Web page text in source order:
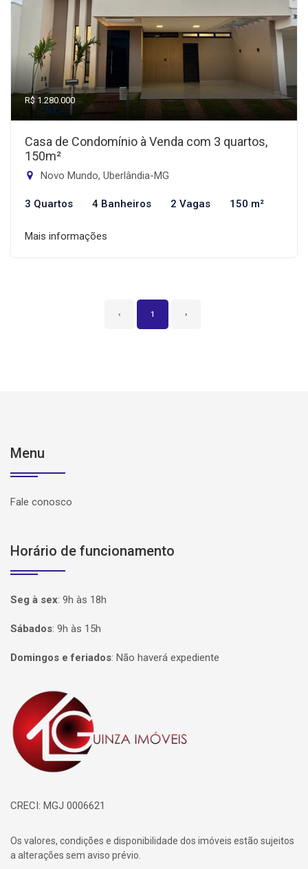
R$ 1.280.000
Casa de Condomínio à Venda com 3 quartos,
150m²
Novo Mundo, Uberlândia-MG
3 Quartos 4 Banheiros 2 Vagas 150 m²
Mais informações
‹ 1 ›
Menu
Fale conosco
Horário de funcionamento
Seg à sex: 9h às 18h
Sábados: 9h às 15h
Domingos e feriados: Não haverá expediente
Página inicial
CRECI: MGJ 0006621
Os valores, condições e disponibilidade dos imóveis estão sujeitos
a alterações sem aviso prévio.